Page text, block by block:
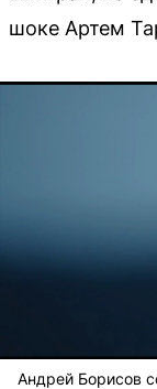
шоке Артем
Андрей Борисов